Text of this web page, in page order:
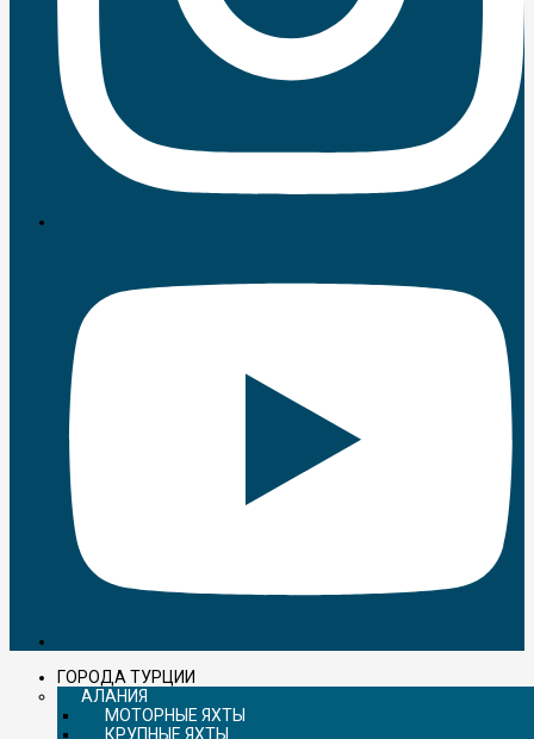
ГОРОДА ТУРЦИИ
АЛАНИЯ
МОТОРНЫЕ ЯХТЫ
КРУПНЫЕ ЯХТЫ